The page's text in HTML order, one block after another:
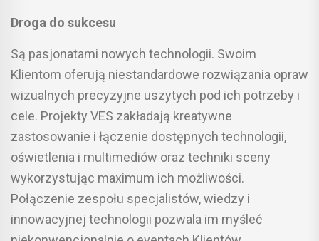
Droga do sukcesu
Są pasjonatami nowych technologii. Swoim
Klientom oferują niestandardowe rozwiązania opraw
wizualnych precyzyjne uszytych pod ich potrzeby i
cele. Projekty VES zakładają kreatywne
zastosowanie i łączenie dostępnych technologii,
oświetlenia i multimediów oraz techniki sceny
wykorzystując maximum ich możliwości.
Połączenie zespołu specjalistów, wiedzy i
innowacyjnej technologii pozwala im myśleć